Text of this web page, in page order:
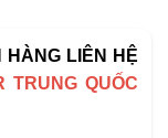
HÀNG LIÊN HỆ
TRUNG QUỐC